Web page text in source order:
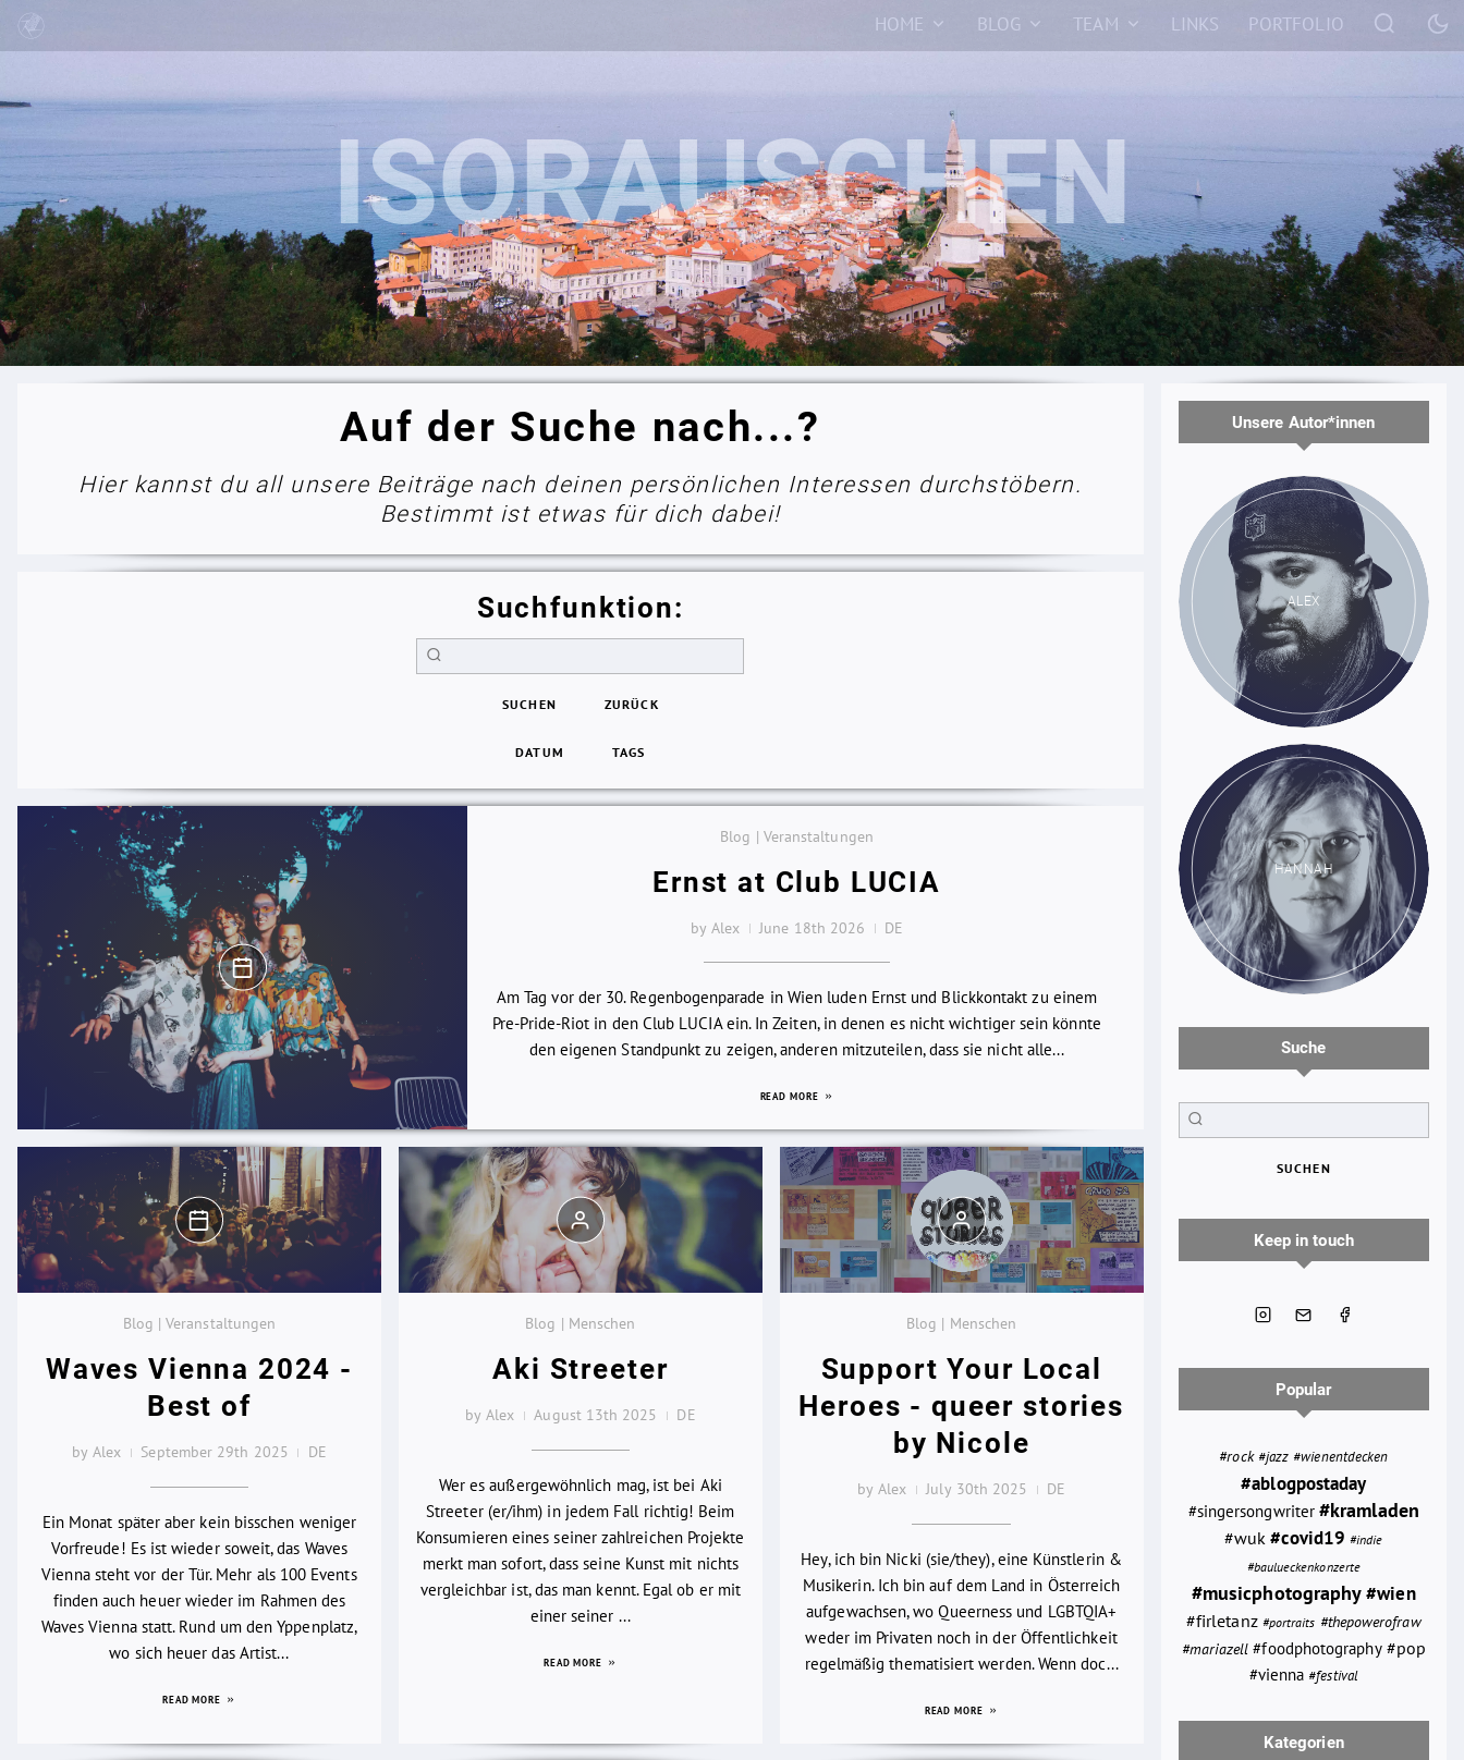
HOME BLOG TEAM LINKS PORTFOLIO
Auf der Suche nach...?
Hier kannst du all unsere Beiträge nach deinen persönlichen Interessen durchstöbern.
Bestimmt ist etwas für dich dabei!
Suchfunktion:
SUCHEN ZURÜCK
DATUM TAGS
Blog | Veranstaltungen
Ernst at Club LUCIA
by Alex June 18th 2026 DE
Am Tag vor der 30. Regenbogenparade in Wien luden Ernst und Blickkontakt zu einem
Pre-Pride-Riot in den Club LUCIA ein. In Zeiten, in denen es nicht wichtiger sein könnte
den eigenen Standpunkt zu zeigen, anderen mitzuteilen, dass sie nicht alle...
READ MORE
Blog | Veranstaltungen
Waves Vienna 2024 -
Best of
by Alex September 29th 2025 DE
Ein Monat später aber kein bisschen weniger
Vorfreude! Es ist wieder soweit, das Waves
Vienna steht vor der Tür. Mehr als 100 Events
finden auch heuer wieder im Rahmen des
Waves Vienna statt. Rund um den Yppenplatz,
wo sich heuer das Artist...
READ MORE
Blog | Menschen
Aki Streeter
by Alex August 13th 2025 DE
Wer es außergewöhnlich mag, ist bei Aki
Streeter (er/ihm) in jedem Fall richtig! Beim
Konsumieren eines seiner zahlreichen Projekte
merkt man sofort, dass seine Kunst mit nichts
vergleichbar ist, das man kennt. Egal ob er mit
einer seiner ...
READ MORE
Blog | Menschen
Support Your Local
Heroes - queer stories
by Nicole
by Alex July 30th 2025 DE
Hey, ich bin Nicki (sie/they), eine Künstlerin &
Musikerin. Ich bin auf dem Land in Österreich
aufgewachsen, wo Queerness und LGBTQIA+
weder im Privaten noch in der Öffentlichkeit
regelmäßig thematisiert werden. Wenn doc...
READ MORE
Unsere Autor*innen
ALEX
HANNAH
Suche
SUCHEN
Keep in touch
Popular
#rock #jazz #wienentdecken
#ablogpostaday
#singersongwriter #kramladen
#wuk #covid19 #indie
#baulueckenkonzerte
#musicphotography#wien
#firletanz #portraits #thepowerofraw
#mariazell #foodphotography #pop
#vienna #festival
Kategorien